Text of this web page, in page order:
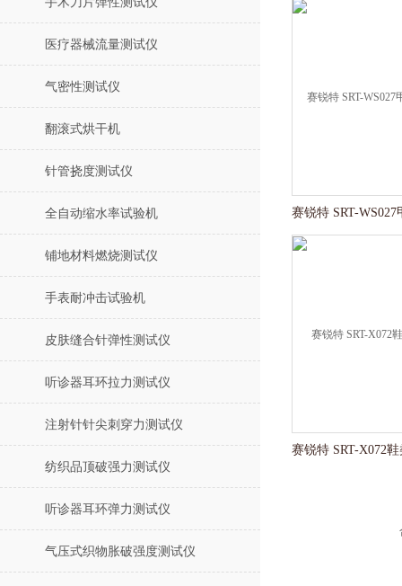
医疗器械流量测试仪
气密性测试仪
翻滚式烘干机
针管挠度测试仪
全自动缩水率试验机
铺地材料燃烧测试仪
手表耐冲击试验机
皮肤缝合针弹性测试仪
听诊器耳环拉力测试仪
注射针针尖刺穿力测试仪
纺织品顶破强力测试仪
听诊器耳环弹力测试仪
气压式织物胀破强度测试仪